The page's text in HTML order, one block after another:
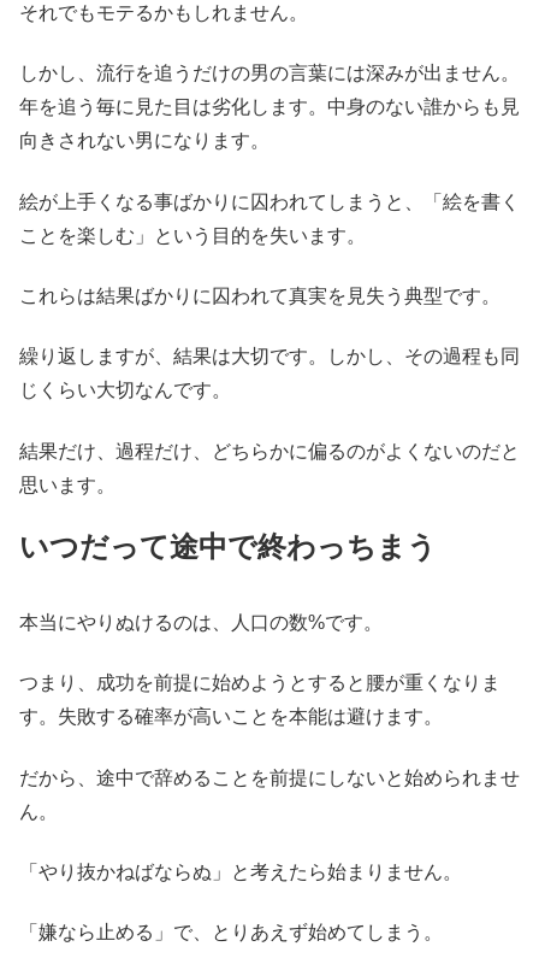
それでもモテるかもしれません。
しかし、流行を追うだけの男の言葉には深みが出ません。
年を追う毎に見た目は劣化します。中身のない誰からも見
向きされない男になります。
絵が上手くなる事ばかりに囚われてしまうと、「絵を書く
ことを楽しむ」という目的を失います。
これらは結果ばかりに囚われて真実を見失う典型です。
繰り返しますが、結果は大切です。しかし、その過程も同
じくらい大切なんです。
結果だけ、過程だけ、どちらかに偏るのがよくないのだと
思います。
いつだって途中で終わっちまう
本当にやりぬけるのは、人口の数%です。
つまり、成功を前提に始めようとすると腰が重くなりま
す。失敗する確率が高いことを本能は避けます。
だから、途中で辞めることを前提にしないと始められませ
ん。
「やり抜かねばならぬ」と考えたら始まりません。
「嫌なら止める」で、とりあえず始めてしまう。